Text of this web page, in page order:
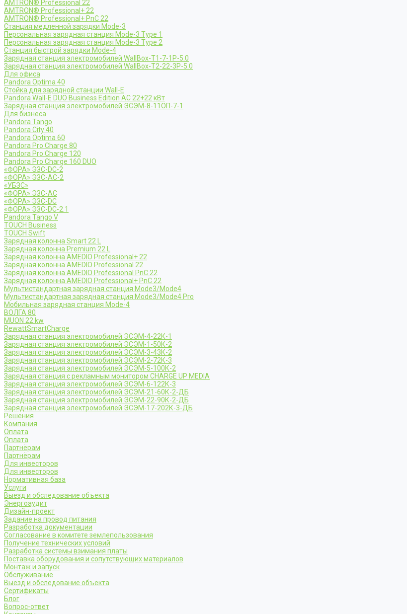
AMTRON® Professional 22
AMTRON® Professional+ 22
AMTRON® Professional+ PnC 22
Станция медленной зарядки Mode-3
Персональная зарядная станция Mode-3 Type 1
Персональная зарядная станция Mode-3 Type 2
Станция быстрой зарядки Mode-4
Зарядная станция электромобилей WallBox-Т1-7-1Р-5.0
Зарядная станция электромобилей WallBox-Т2-22-3Р-5.0
Для офиса
Pandora Optima 40
Стойка для зарядной станции Wall-E
Pandora Wall-E DUO Business Edition AC 22+22 кВт
Зарядная станция электромобилей ЭСЭМ-8-11ОП-7-1
Для бизнеса
Pandora Tango
Pandora City 40
Pandora Optima 60
Pandora Pro Charge 80
Pandora Pro Charge 120
Pandora Pro Charge 160 DUO
«ФОРА» ЭЗС-DC-2
«ФОРА» ЭЗС-AC-2
«УБЗС»
«ФОРА» ЭЗС-AC
«ФОРА» ЭЗС-DC
«ФОРА» ЭЗС-DC-2.1
Pandora Tango V
TOUCH Business
TOUCH Swift
Зарядная колонна Smart 22 L
Зарядная колонна Premium 22 L
Зарядная колонна AMEDIO Professional+ 22
Зарядная колонна AMEDIO Professional 22
Зарядная колонна AMEDIO Professional PnC 22
Зарядная колонна AMEDIO Professional+ PnC 22
Мультистандартная зарядная станция Mode3/Mode4
Мультистандартная зарядная станция Mode3/Mode4 Pro
Мобильная зарядная станция Mode-4
ВОЛГА 80
MUON 22 kw
RewattSmartCharge
Зарядная станция электромобилей ЭСЭМ-4-22К-1
Зарядная станция электромобилей ЭСЭМ-1-50К-2
Зарядная станция электромобилей ЭСЭМ-3-43К-2
Зарядная станция электромобилей ЭСЭМ-2-72К-3
Зарядная станция электромобилей ЭСЭМ-5-100К-2
Зарядная станция с рекламным монитором CHARGE UP MEDIA
Зарядная станция электромобилей ЭСЭМ-6-122К-3
Зарядная станция электромобилей ЭСЭМ-21-60К-2-ДБ
Зарядная станция электромобилей ЭСЭМ-22-90К-2-ДБ
Зарядная станция электромобилей ЭСЭМ-17-202К-3-ДБ
Решения
Компания
Оплата
Оплата
Партнёрам
Партнёрам
Для инвесторов
Для инвесторов
Нормативная база
Услуги
Выезд и обследование объекта
Энергоаудит
Дизайн-проект
Задание на провод питания
Разработка документации
Согласование в комитете землепользования
Получение технических условий
Разработка системы взимания платы
Поставка оборудования и сопутствующих материалов
Монтаж и запуск
Обслуживание
Выезд и обследование объекта
Сертификаты
Блог
Вопрос-ответ